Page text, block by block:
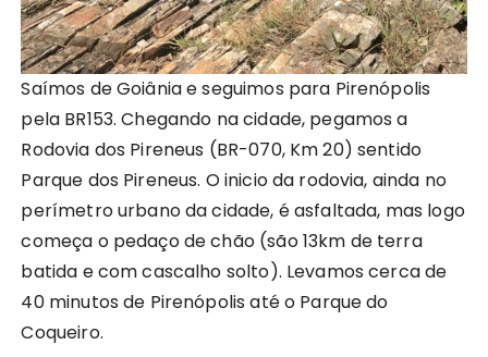
Saímos de Goiânia e seguimos para Pirenópolis
pela BR153. Chegando na cidade, pegamos a
Rodovia dos Pireneus (BR-070, Km 20) sentido
Parque dos Pireneus. O inicio da rodovia, ainda no
perímetro urbano da cidade, é asfaltada, mas logo
começa o pedaço de chão (são 13km de terra
batida e com cascalho solto). Levamos cerca de
40 minutos de Pirenópolis até o Parque do
Coqueiro.